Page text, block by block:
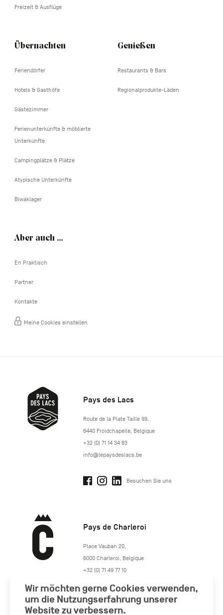
Freizeit & Ausflüge
Übernachten
Feriendörfer
Hotels & Gasthöfe
Gästezimmer
Ferienunterkünfte & möblierte
Unterkünfte
Campingplätze & Plätze
Atypische Unterkünfte
Biwaklager
Genießen
Restaurants & Bars
Regionalprodukte-Läden
Aber auch …
En Praktisch
Partner
Kontakte
Meine Cookies einstellen
Pays des Lacs
http://www.lepaysdeslacs.be/
Route de la Plate Taille 99,
6440 Froidchapelle, Belgique
+32 (0) 71 14 34 83
info@lepaysdeslacs.be
Besuchen Sie uns
Pays de Charleroi
https://www.paysdecharleroi.be/
Place Vauban 20,
6000 Charleroi Belgique
+32 (0) 71 49 77 10
Besuchen Sie uns
Wir möchten gerne Cookies verwenden,
um die Nutzungserfahrung unserer
Website zu verbessern.